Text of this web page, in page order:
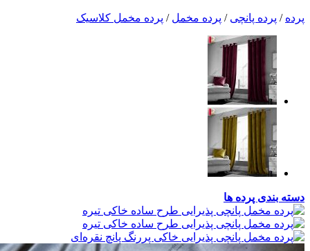
پانچی / پرده مخمل / پرده مخمل کلاسیک
پرده ها